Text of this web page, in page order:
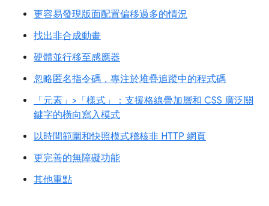
更容易發現版面配置偏移過多的情況
找出非合成動畫
硬體並行移至感應器
忽略匿名指令碼，專注於堆疊追蹤中的程式碼
「元素」>「樣式」：支援格線疊加層和 CSS 廣泛關
鍵字的橫向寫入模式
以時間範圍和快照模式稽核非 HTTP 網頁
更完善的無障礙功能
其他重點